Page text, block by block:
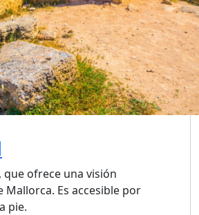
ofrece una visión
Es accesible por
pie.